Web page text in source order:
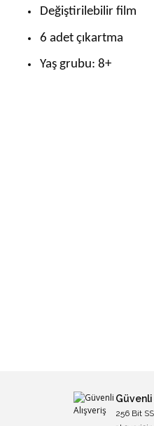
Değiştirilebilir film
6 adet çıkartma
Yaş grubu: 8+
Güvenli
256 Bit